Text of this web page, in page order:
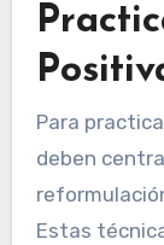
Para
deben
Estas